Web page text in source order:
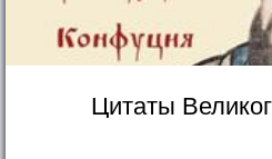
Цитаты